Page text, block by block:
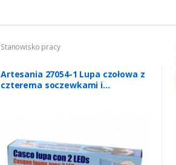
Stanowisko pracy
Artesania 27054-1 Lupa czołowa z
czterema soczewkami i